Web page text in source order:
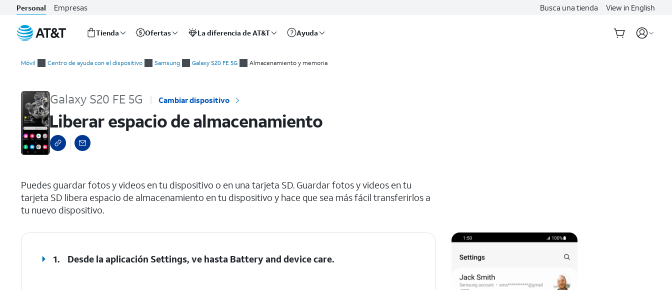
Personal Empresas Busca una tienda View in English
Tienda Ofertas La diferencia de AT&T Ayuda
Móvil Centro de ayuda con el dispositivo Samsung Galaxy S20 FE 5G Almacenamiento y memoria
Galaxy S20 FE 5G Cambiar dispositivo
Liberar espacio de almacenamiento
Puedes guardar fotos y videos en tu dispositivo o en una tarjeta SD. Guardar fotos y videos en tu
tarjeta SD libera espacio de almacenamiento en tu dispositivo y hace que sea más fácil transferirlos a
tu nuevo dispositivo.
1. Desde la aplicación Settings, ve hasta Battery and device care.